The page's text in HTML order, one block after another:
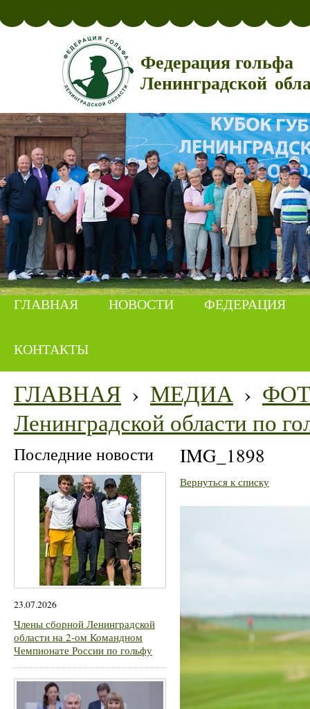
Федерация гольфа
Ленинградской
ГЛАВНАЯ НОВОСТИ ФЕДЕРАЦИЯ
КОНТАКТЫ
ГЛАВНАЯ › МЕДИА ›
Ленинградской области по
Последние новости
23.07.2026
Члены сборной Ленинградской
области на 2-ом Командном
Чемпионате России по гольфу
IMG_1898
Вернуться к списку